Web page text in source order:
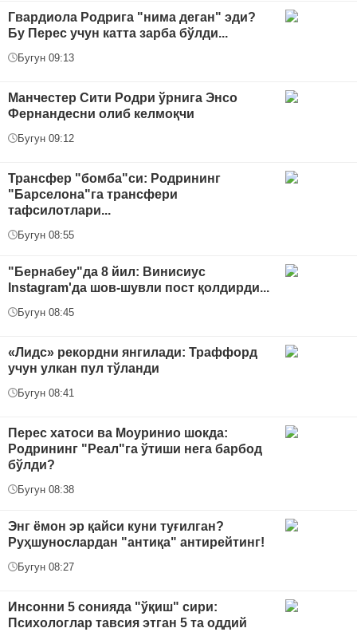
Гвардиола Родрига "нима деган" эди?
Бу Перес учун катта зарба бўлди...
Бугун 09:13
Манчестер Сити Родри ўрнига Энсо
Фернандесни олиб келмоқчи
Бугун 09:12
Трансфер "бомба"си: Родрининг
"Барселона"га трансфери
тафсилотлари...
Бугун 08:55
"Бернабеу"да 8 йил: Винисиус
Instagram'да шов-шувли пост қолдирди...
Бугун 08:45
«Лидс» рекордни янгилади: Траффорд
учун улкан пул тўланди
Бугун 08:41
Перес хатоси ва Моуринио шокда:
Родрининг "Реал"га ўтиши нега барбод
бўлди?
Бугун 08:38
Энг ёмон эр қайси куни туғилган?
Руҳшунослардан "антиқа" антирейтинг!
Бугун 08:27
Инсонни 5 сонияда "ўқиш" сири:
Психологлар тавсия этган 5 та оддий